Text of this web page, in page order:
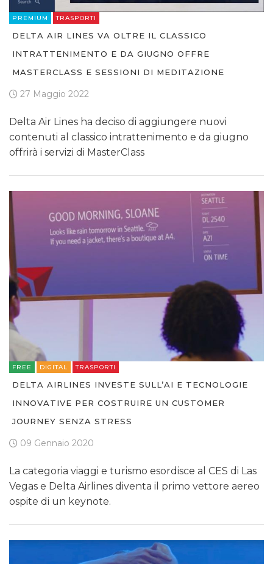
PREMIUM TRASPORTI
DELTA AIR LINES VA OLTRE IL CLASSICO
INTRATTENIMENTO E DA GIUGNO OFFRE
MASTERCLASS E SESSIONI DI MEDITAZIONE
27 Maggio 2022
Delta Air Lines ha deciso di aggiungere nuovi
contenuti al classico intrattenimento e da giugno
offrirà i servizi di MasterClass
FREE DIGITAL TRASPORTI
DELTA AIRLINES INVESTE SULL’AI E TECNOLOGIE
INNOVATIVE PER COSTRUIRE UN CUSTOMER
JOURNEY SENZA STRESS
09 Gennaio 2020
La categoria viaggi e turismo esordisce al CES di Las
Vegas e Delta Airlines diventa il primo vettore aereo
ospite di un keynote.